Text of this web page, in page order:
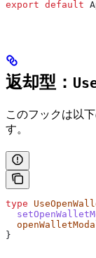
export default
返却型：
このフックは以
す。
type
}